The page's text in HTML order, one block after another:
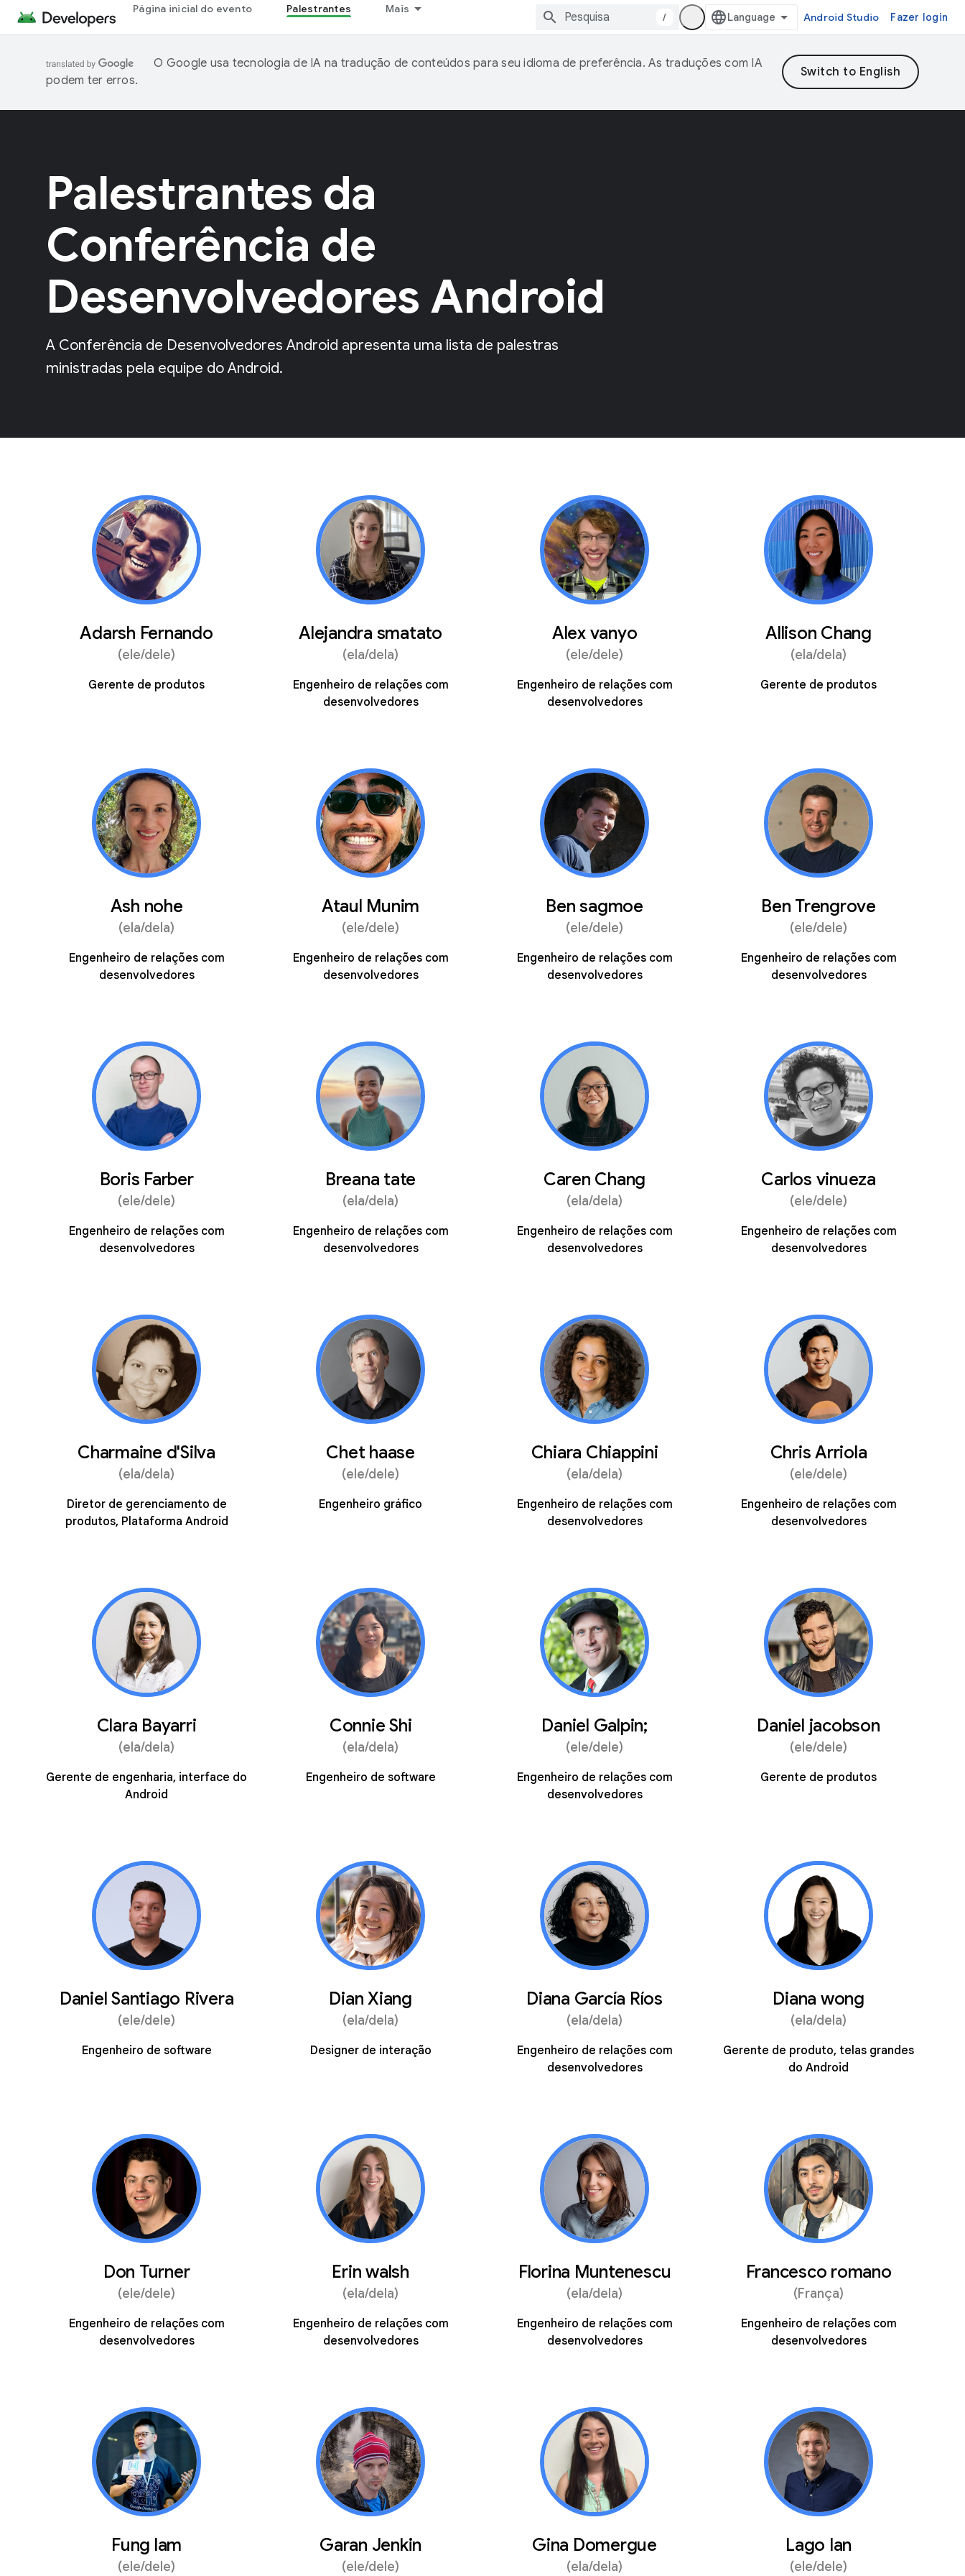
Página inicial do evento Palestrantes Mais
/ Android Studio Fazer login
O Google usa tecnologia de IA na tradução de conteúdos para seu idioma de preferência. As traduções com IA
podem ter erros.
Palestrantes da
Conferência de
Desenvolvedores Android
A Conferência de Desenvolvedores Android apresenta uma lista de palestras
ministradas pela equipe do Android.
Adarsh Fernando
(ele/dele)
Gerente de produtos
Alejandra smatato
(ela/dela)
Engenheiro de relações com
desenvolvedores
Alex vanyo
(ele/dele)
Engenheiro de relações com
desenvolvedores
Allison Chang
(ela/dela)
Gerente de produtos
Ash nohe
(ela/dela)
Engenheiro de relações com
desenvolvedores
Ataul Munim
(ele/dele)
Engenheiro de relações com
desenvolvedores
Ben sagmoe
(ele/dele)
Engenheiro de relações com
desenvolvedores
Ben Trengrove
(ele/dele)
Engenheiro de relações com
desenvolvedores
Boris Farber
(ele/dele)
Engenheiro de relações com
desenvolvedores
Breana tate
(ela/dela)
Engenheiro de relações com
desenvolvedores
Caren Chang
(ela/dela)
Engenheiro de relações com
desenvolvedores
Carlos vinueza
(ele/dele)
Engenheiro de relações com
desenvolvedores
Charmaine d'Silva
(ela/dela)
Diretor de gerenciamento de
produtos, Plataforma Android
Chet haase
(ele/dele)
Engenheiro gráfico
Chiara Chiappini
(ela/dela)
Engenheiro de relações com
desenvolvedores
Chris Arriola
(ele/dele)
Engenheiro de relações com
desenvolvedores
Clara Bayarri
(ela/dela)
Gerente de engenharia, interface do
Android
Connie Shi
(ela/dela)
Engenheiro de software
Daniel Galpin;
(ele/dele)
Engenheiro de relações com
desenvolvedores
Daniel jacobson
(ele/dele)
Gerente de produtos
Daniel Santiago Rivera
(ele/dele)
Engenheiro de software
Dian Xiang
(ela/dela)
Designer de interação
Diana García Ríos
(ela/dela)
Engenheiro de relações com
desenvolvedores
Diana wong
(ela/dela)
Gerente de produto, telas grandes
do Android
Don Turner
(ele/dele)
Engenheiro de relações com
desenvolvedores
Erin walsh
(ela/dela)
Engenheiro de relações com
desenvolvedores
Florina Muntenescu
(ela/dela)
Engenheiro de relações com
desenvolvedores
Francesco romano
(França)
Engenheiro de relações com
desenvolvedores
Fung lam
(ele/dele)
Garan Jenkin
(ele/dele)
Gina Domergue
(ela/dela)
Lago Ian
(ele/dele)